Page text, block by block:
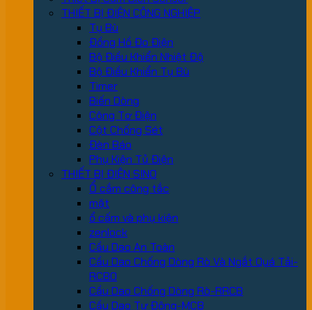
THIẾT BỊ ĐIỆN CÔNG NGHIỆP
Tụ Bù
Đồng Hồ Đo Điện
Bộ Điều Khiển Nhiệt Độ
Bộ Điều Khiển Tụ Bù
Timer
Biến Dòng
Công Tơ Điện
Cột Chống Sét
Đèn Báo
Phụ Kiện Tủ Điện
THIẾT BỊ ĐIỆN SINO
Ổ cắm công tắc
mặt
ổ cấm và phụ kiện
zenlock
Cầu Dao An Toàn
Cầu Dao Chống Dòng Rò Và Ngắt Quá Tải-
RCBO
Cầu Dao Chống Dòng Rò-RRCB
Cầu Dao Tự Động-MCB